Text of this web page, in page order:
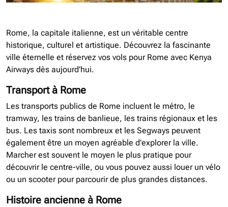
Rome, la capitale italienne, est un véritable centre
historique, culturel et artistique. Découvrez la fascinante
ville éternelle et réservez vos vols pour Rome avec Kenya
Airways dès aujourd'hui.
Transport à Rome
Les transports publics de Rome incluent le métro, le
tramway, les trains de banlieue, les trains régionaux et les
bus. Les taxis sont nombreux et les Segways peuvent
également être un moyen agréable d'explorer la ville.
Marcher est souvent le moyen le plus pratique pour
découvrir le centre-ville, ou vous pouvez aussi louer un vélo
ou un scooter pour parcourir de plus grandes distances.
Histoire ancienne à Rome